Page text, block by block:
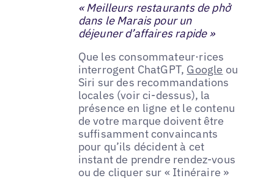
« Meilleurs restaurants de phở
dans le Marais pour un
déjeuner d’affaires rapide »
Que les consommateur·rices
interrogent ChatGPT, Google ou
Siri sur des recommandations
locales (voir ci-dessus), la
présence en ligne et le contenu
de votre marque doivent être
suffisamment convaincants
pour qu’ils décident à cet
instant de prendre rendez-vous
ou de cliquer sur « Itinéraire »